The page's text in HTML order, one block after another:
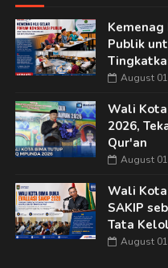
Kemenag
Publik
August
Wali Kota
2026,
Qur'an
August
Wali Kota
SAKIP
Tata
August